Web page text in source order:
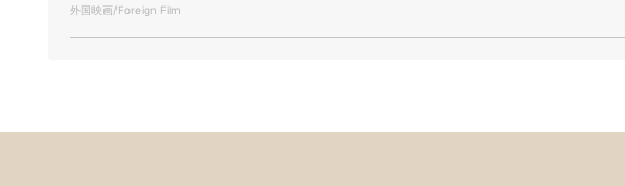
外国映画/Foreign Film